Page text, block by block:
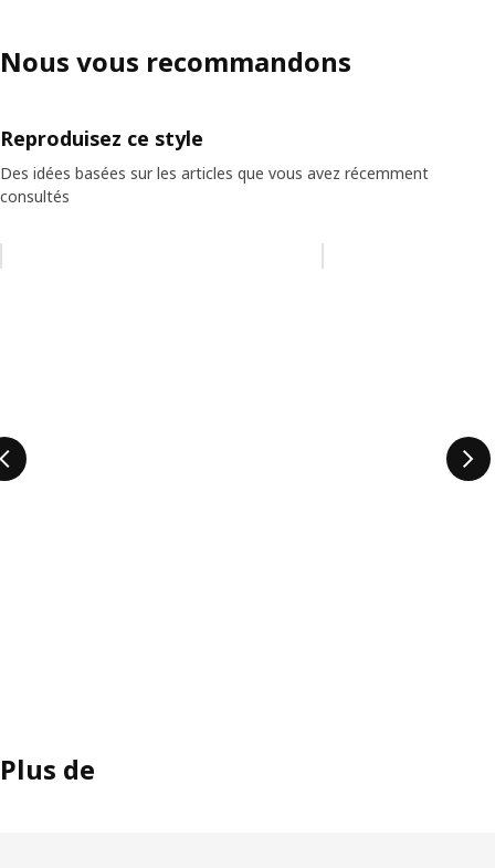
Nous vous recommandons
Reproduisez ce style
Des idées basées sur les articles que vous avez récemment
consultés
Plus de